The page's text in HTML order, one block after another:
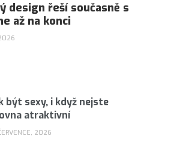
design řeší současně s
až na konci
být sexy, i když nejste
atraktivní
2026